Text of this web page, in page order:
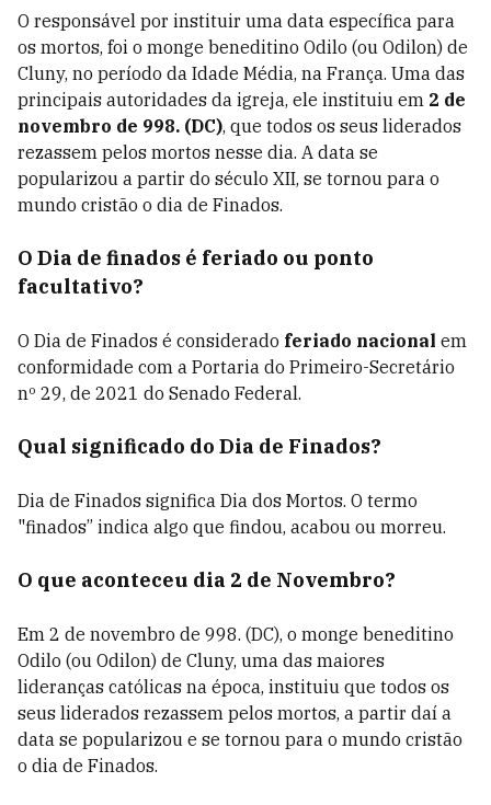
O responsável por instituir uma data específica para
os mortos, foi o monge beneditino Odilo (ou Odilon) de
Cluny, no período da Idade Média, na França. Uma das
principais autoridades da igreja, ele instituiu em 2 de
novembro de 998. (DC), que todos os seus liderados
rezassem pelos mortos nesse dia. A data se
popularizou a partir do século XII, se tornou para o
mundo cristão o dia de Finados.
O Dia de finados é feriado ou ponto
facultativo?
O Dia de Finados é considerado feriado nacional em
conformidade com a Portaria do Primeiro-Secretário
nº 29, de 2021 do Senado Federal.
Qual significado do Dia de Finados?
Dia de Finados significa Dia dos Mortos. O termo
"finados” indica algo que findou, acabou ou morreu.
O que aconteceu dia 2 de Novembro?
Em 2 de novembro de 998. (DC), o monge beneditino
Odilo (ou Odilon) de Cluny, uma das maiores
lideranças católicas na época, instituiu que todos os
seus liderados rezassem pelos mortos, a partir daí a
data se popularizou e se tornou para o mundo cristão
o dia de Finados.